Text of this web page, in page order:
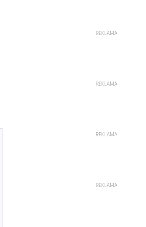
REKLAMA
REKLAMA
REKLAMA
REKLAMA